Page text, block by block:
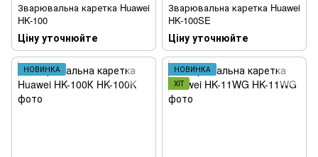
Зварювальна каретка Huawei
HK-100
Ціну уточнюйте
Зварювальна каретка Huawei
HK-100SE
Ціну уточнюйте
НОВИНКА
НОВИНКА
ХІТ